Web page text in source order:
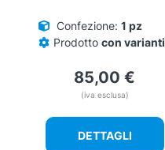
Confezione: 1 pz
Prodotto con varianti
85,00 €
(iva esclusa)
DETTAGLI